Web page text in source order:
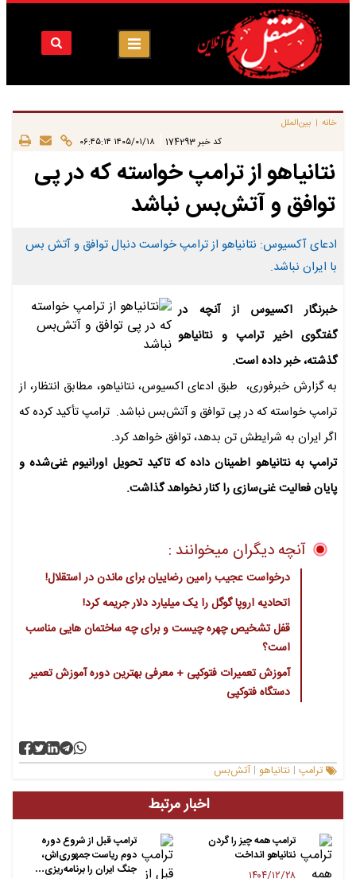
خانه | بین‌الملل
کد خبر 174293 ۱۴۰۵/۰۱/۱۸ ۰۶:۴۵:۱۴
نتانیاهو از ترامپ خواسته که در پی
توافق و آتش‌بس نباشد
ادعای آکسیوس: نتانیاهو از ترامپ خواست دنبال توافق و آتش بس
با ایران نباشد.
خبرنگار اکسیوس از آنچه در
گفتگوی اخیر ترامپ و نتانیاهو
گذشته، خبر داده است.
به گزارش خبرفوری، طبق ادعای اکسیوس، نتانیاهو، مطابق انتظار، از
ترامپ خواسته که در پی توافق و آتش‌بس نباشد. ترامپ تأکید کرده که
اگر ایران به شرایطش تن بدهد، توافق خواهد کرد.
ترامپ به نتانیاهو اطمینان داده که تاکید تحویل اورانیوم غنی‌شده و
پایان فعالیت غنی‌سازی را کنار نخواهد گذاشت.
آنچه دیگران میخوانند :
درخواست عجیب رامین رضاییان برای ماندن در استقلال!
اتحادیه اروپا گوگل را یک میلیارد دلار جریمه کرد!
قفل تشخیص چهره چیست و برای چه ساختمان هایی مناسب
است؟
آموزش تعمیرات فتوکپی + معرفی بهترین دوره آموزش تعمیر
دستگاه فتوکپی
ترامپ | نتانیاهو | آتش‌بس
اخبار مرتبط
ترامپ همه چیز را گردن
نتانیاهو انداخت
ترامپ قبل از شروع دوره
دوم ریاست جمهوری‌اش،
جنگ ایران را برنامه‌ریزی…